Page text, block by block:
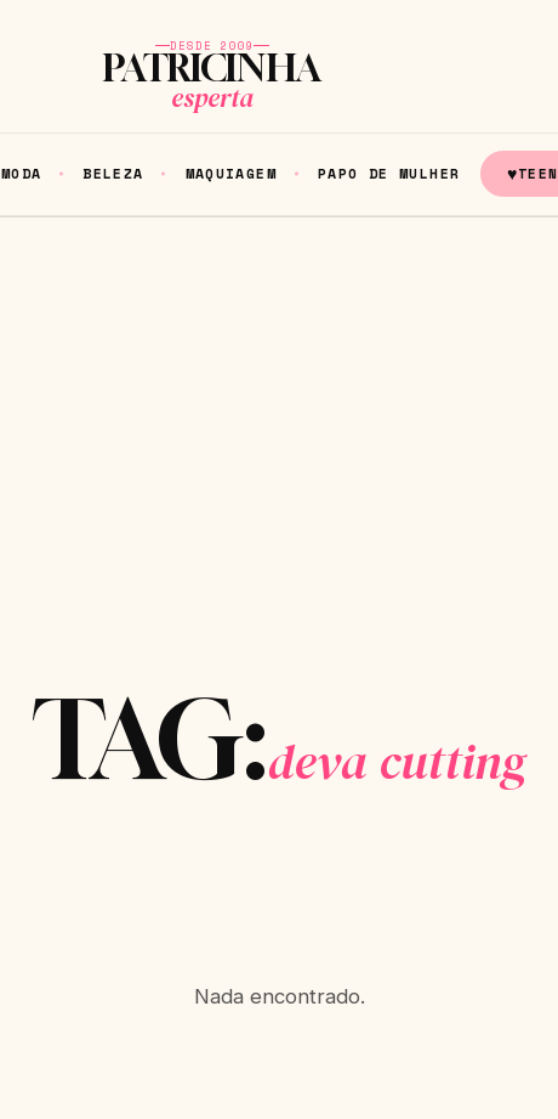
DESDE 2009
PATRICINHA
esperta
MODA BELEZA MAQUIAGEM PAPO DE MULHER ♥TEEN
TAG:deva cutting
Nada encontrado.